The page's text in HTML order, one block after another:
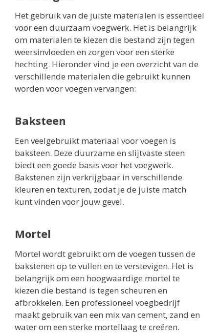
Het gebruik van de juiste materialen is essentieel
voor een duurzaam voegwerk. Het is belangrijk
om materialen te kiezen die bestand zijn tegen
weersinvloeden en zorgen voor een sterke
hechting. Hieronder vind je een overzicht van de
verschillende materialen die gebruikt kunnen
worden voor voegen vervangen:
Baksteen
Een veelgebruikt materiaal voor voegen is
baksteen. Deze duurzame en slijtvaste steen
biedt een goede basis voor het voegwerk.
Bakstenen zijn verkrijgbaar in verschillende
kleuren en texturen, zodat je de juiste match
kunt vinden voor jouw gevel.
Mortel
Mortel wordt gebruikt om de voegen tussen de
bakstenen op te vullen en te verstevigen. Het is
belangrijk om een hoogwaardige mortel te
kiezen die bestand is tegen scheuren en
afbrokkelen. Een professioneel voegbedrijf
maakt gebruik van een mix van cement, zand en
water om een sterke mortellaag te creëren.